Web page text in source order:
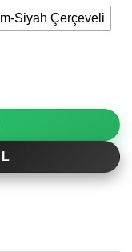
Siyah Çerçeveli
Tablo adet